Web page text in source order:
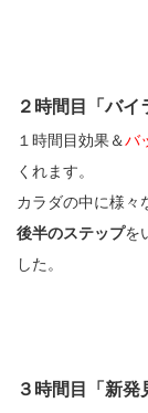
２時間目「バイ
１時間目効果＆バ
くれます。
カラダの中に様々
後半のステップを
した。
３時間目「新発